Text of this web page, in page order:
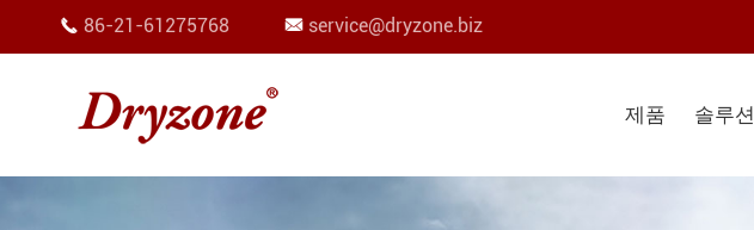
 86-21-61275768  service@dryzone.biz
제품 솔루션